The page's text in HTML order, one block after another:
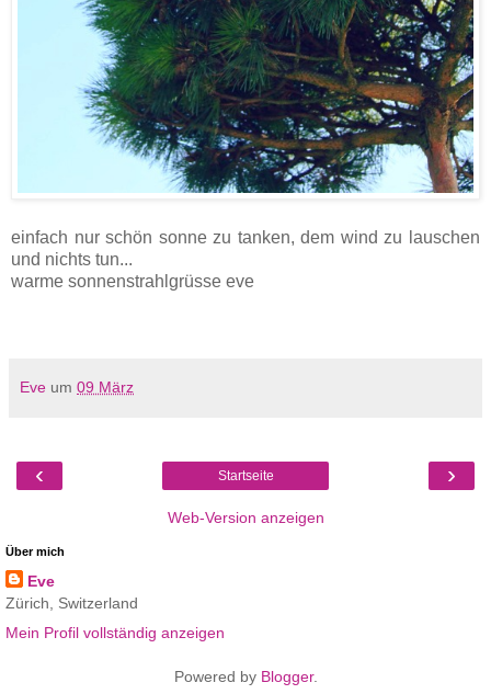
einfach nur schön sonne zu tanken, dem wind zu lauschen
und nichts tun...
warme sonnenstrahlgrüsse eve
Eve um 09 März
‹ ›
Startseite
Web-Version anzeigen
Über mich
Eve
Zürich, Switzerland
Mein Profil vollständig anzeigen
Powered by Blogger.